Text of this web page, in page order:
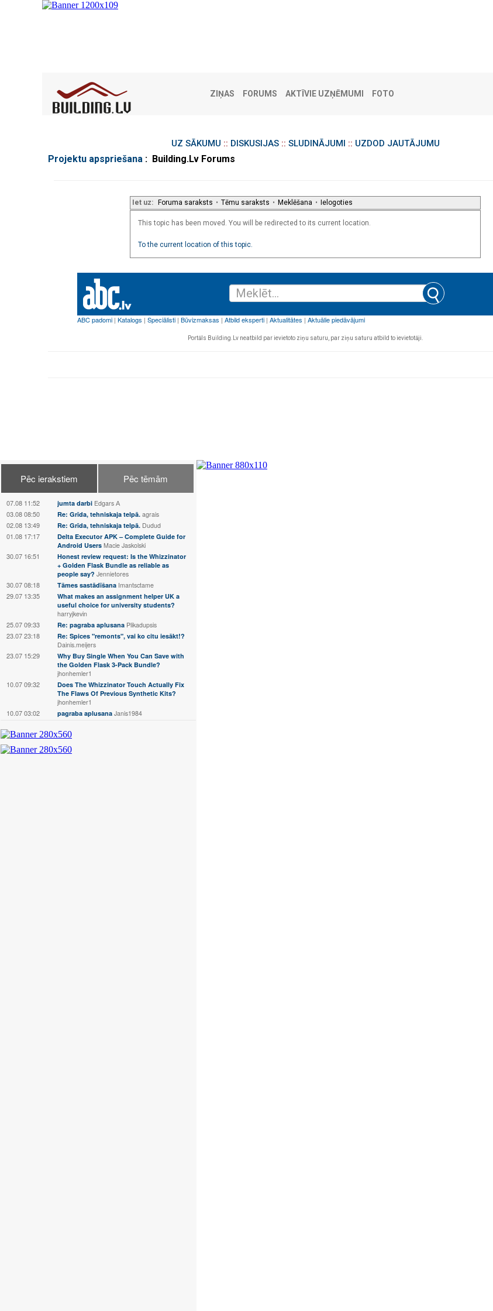
ZIŅAS FORUMS AKTĪVIE UZŅĒMUMI FOTO
UZ SĀKUMU :: DISKUSIJAS:: SLUDINĀJUMI :: UZDOD JAUTĀJUMU
Projektu apspriešana : Building.Lv Forums
Iet uz: Foruma saraksts • Tēmu saraksts • Meklēšana • Ielogoties
This topic has been moved. You will be redirected to its current location.
To the current location of this topic.
Portāls Building.Lv neatbild par ievietoto ziņu saturu, par ziņu saturu atbild to ievietotāji.
Pēc ierakstiem Pēc tēmām
07.08 11:52 jumta darbi Edgars А
03.08 08:50 Re: Grīda, tehniskaja telpā. agrais
02.08 13:49 Re: Grīda, tehniskaja telpā. Dudud
01.08 17:17
Delta Executor APK – Complete Guide for
Android Users Macie Jaskolski
30.07 16:51
Honest review request: Is the Whizzinator
+ Golden Flask Bundle as reliable as
people say? Jennietores
30.07 08:18 Tāmes sastādīšana Imantsctame
29.07 13:35
What makes an assignment helper UK a
useful choice for university students?
harryjkevin
25.07 09:33 Re: pagraba aplusana Plikadupsis
23.07 23:18
Re: Spices "remonts", vai ko citu iesākt!?
Dainis.meijers
23.07 15:29
Why Buy Single When You Can Save with
the Golden Flask 3-Pack Bundle?
jhonhemler1
10.07 09:32
Does The Whizzinator Touch Actually Fix
The Flaws Of Previous Synthetic Kits?
jhonhemler1
10.07 03:02 pagraba aplusana Janis1984